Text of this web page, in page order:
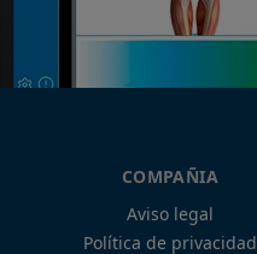
COMPAÑIA
Aviso legal
Política de privacidad